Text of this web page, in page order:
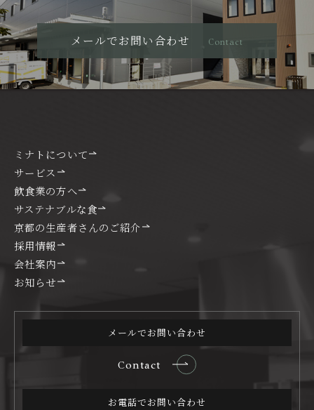
メールでお問い合わせ Contact
ミナトについて
サービス
飲食業の方へ
サステナブルな食
京都の生産者さんのご紹介
採用情報
会社案内
お知らせ
メールでお問い合わせ
Contact
お電話でお問い合わせ